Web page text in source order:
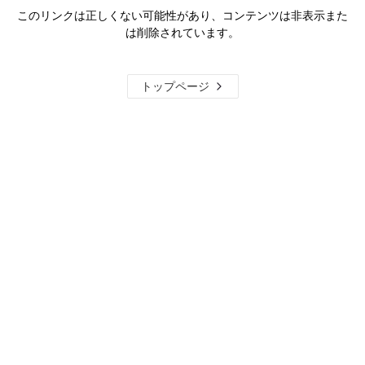
このリンクは正しくない可能性があり、コンテンツは非表示また
は削除されています。
トップページ